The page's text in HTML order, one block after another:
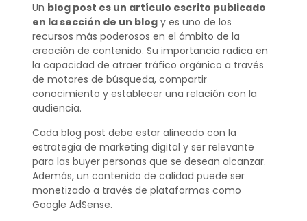
Un blog post es un artículo escrito publicado
en la sección de un blogy es uno de los
recursos más poderosos en el ámbito de la
creación de contenido. Su importancia radica en
la capacidad de atraer tráfico orgánico a través
de motores de búsqueda, compartir
conocimiento y establecer una relación con la
audiencia.
Cada blog post debe estar alineado con la
estrategia de marketing digital y ser relevante
para las buyer personas que se desean alcanzar.
Además, un contenido de calidad puede ser
monetizado a través de plataformas como
Google AdSense.